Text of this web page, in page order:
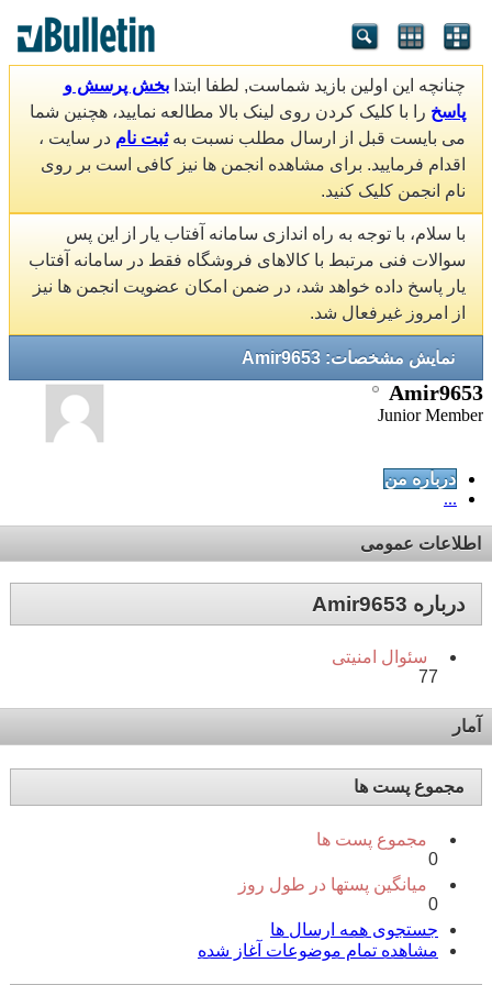
چنانچه این اولین بازید شماست, لطفا ابتدا بخش پرسش و
پاسخ را با کلیک کردن روی لینک بالا مطالعه نمایید، هچنین شما
می بایست قبل از ارسال مطلب نسبت بهثبت نام در سایت ،
اقدام فرمایید. برای مشاهده انجمن ها نیز کافی است بر روی
نام انجمن کلیک کنید.
با سلام، با توجه به راه اندازی سامانه آفتاب یار از این پس
سوالات فنی مرتبط با کالاهای فروشگاه فقط در سامانه آفتاب
یار پاسخ داده خواهد شد، در ضمن امکان عضویت انجمن ها نیز
از امروز غیرفعال شد.
نمایش مشخصات: Amir9653
Amir9653
Junior Member
درباره من
...
اطلاعات عمومی
درباره Amir9653
سئوال امنیتی
77
آمار
مجموع پست ها
مجموع پست ها
0
میانگین پستها در طول روز
0
جستجوی همه ارسال ها
مشاهده تمام موضوعات آغاز شده